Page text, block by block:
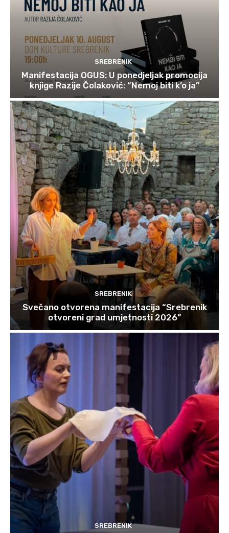
SREBRENIK
Manifestacija OGUS: U ponedjeljak promocija
knjige Razije Čolaković: “Nemoj biti k’o ja”
SREBRENIK
Svečano otvorena manifestacija “Srebrenik
otvoreni grad umjetnosti 2026”
SREBRENIK